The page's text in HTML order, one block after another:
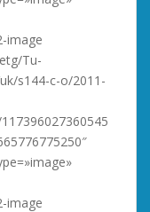
image
Tu-
s144-c-o/2011-
image